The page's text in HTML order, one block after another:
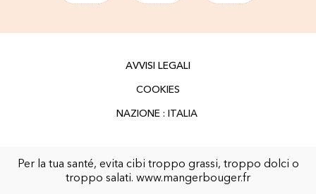
AVVISI LEGALI
COOKIES
Per la tua santé, evita cibi troppo grassi, troppo dolci o
troppo salati. www.mangerbouger.fr